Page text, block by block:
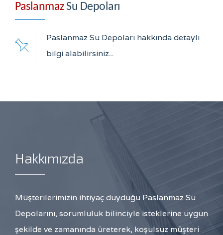
PaslanmazSu Depoları
Paslanmaz Su Depoları hakkında detaylı
bilgi alabilirsiniz...
Hakkımızda
Müşterilerimizin ihtiyaç duyduğu Paslanmaz Su
Depolarını, sorumluluk bilinciyle isteklerine uygun
şekilde ve zamanında üreterek, koşulsuz müşteri